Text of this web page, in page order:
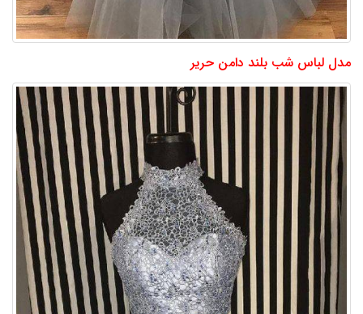
مدل لباس شب بلند دامن حریر